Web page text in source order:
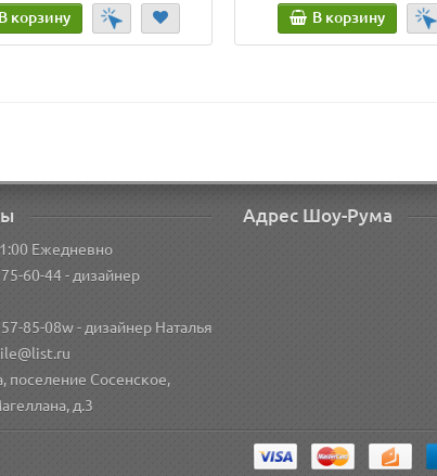
В корзину В корзину
Ежедневно
60-44- дизайнер
85-08w- дизайнер Наталья
поселение Сосенское,
д.3
Адрес Шоу-Рума